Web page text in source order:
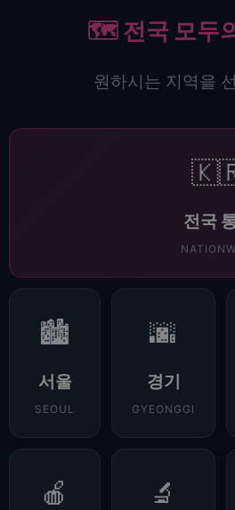
🗺️ 전국 모두
원하시는 지역을
전국
🏙️
서울
SEOUL
🌆
경기
GYEONGGI
🍎 🔬